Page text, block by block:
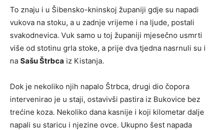
To znaju i u Šibensko-kninskoj županiji gdje su napadi
vukova na stoku, a u zadnje vrijeme i na ljude, postali
svakodnevica. Vuk samo u toj županiji mjesečno usmrti
više od stotinu grla stoke, a prije dva tjedna nasrnuli su i
na Sašu Štrbca iz Kistanja.
Dok je nekoliko njih napalo Štrbca, drugi dio čopora
intervenirao je u staji, ostavivši pastira iz Bukovice bez
trećine koza. Nekoliko dana kasnije i koji kilometar dalje
napali su staricu i njezine ovce. Ukupno šest napada